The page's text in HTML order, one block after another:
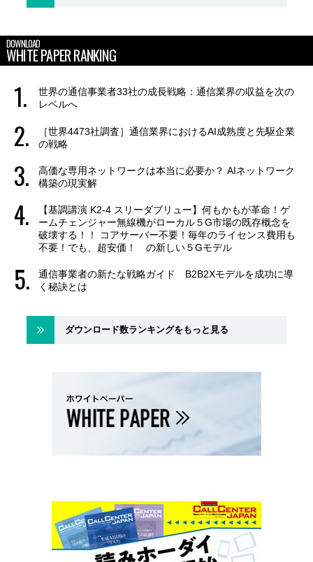
DOWNLOAD
WHITE PAPER RANKING
世界の通信事業者33社の成長戦略：通信業界の収益を次の
レベルへ
［世界4473社調査］通信業界におけるAI成熟度と先駆企業
の戦略
高価な専用ネットワークは本当に必要か？ AIネットワーク
構築の現実解
【基調講演 K2-4 スリーダブリュー】何もかもが革命！ゲ
ームチェンジャー無線機がローカル５G市場の既存概念を
破壊する！！ コアサーバー不要！毎年のライセンス費用も
不要！でも、超安価！ の新しい５Gモデル
通信事業者の新たな戦略ガイド B2B2Xモデルを成功に導
く秘訣とは
ダウンロード数ランキングをもっと見る